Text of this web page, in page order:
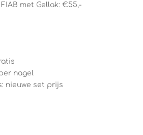
met Gellak: €55,-
nagel
nieuwe set prijs